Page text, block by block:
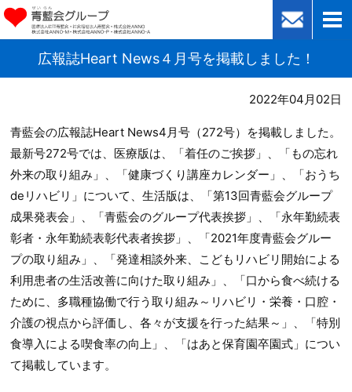
広報誌Heart News４月号を掲載しました！
2022年04月02日
青藍会の広報誌Heart News4月号（272号）を掲載しました。
最新号272号では、医療版は、「着任のご挨拶」、「もの忘れ
外来の取り組み」、「健康づくり講座カレンダー」、「おうち
deリハビリ」について、生活版は、「第13回青藍会グループ
成果発表会」、「青藍会のグループ代表挨拶」、「永年勤続表
彰者・永年勤続表彰代表者挨拶」、「2021年度青藍会グルー
プの取り組み」、「発達相談外来、こどもリハビリ開始による
利用患者の生活改善に向けた取り組み」、「口から食べ続ける
ために、多職種協働で行う取り組み～リハビリ・栄養・口腔・
介護の視点から評価し、各々が支援を行った結果～」、「特別
食導入による喫食率の向上」、「はあと保育園卒園式」につい
て掲載しています。